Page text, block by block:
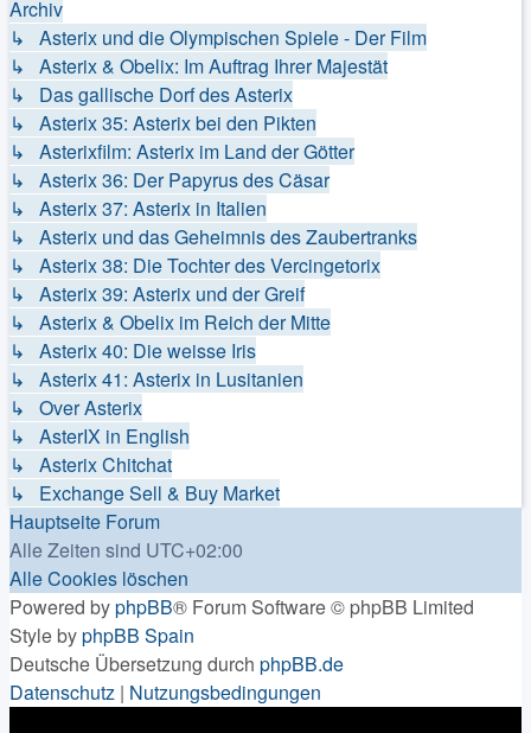
Archiv
↳ Asterix und die Olympischen Spiele - Der Film
↳ Asterix & Obelix: Im Auftrag Ihrer Majestät
↳ Das gallische Dorf des Asterix
↳ Asterix 35: Asterix bei den Pikten
↳ Asterixfilm: Asterix im Land der Götter
↳ Asterix 36: Der Papyrus des Cäsar
↳ Asterix 37: Asterix in Italien
↳ Asterix und das Geheimnis des Zaubertranks
↳ Asterix 38: Die Tochter des Vercingetorix
↳ Asterix 39: Asterix und der Greif
↳ Asterix & Obelix im Reich der Mitte
↳ Asterix 40: Die weisse Iris
↳ Asterix 41: Asterix in Lusitanien
↳ Over Asterix
↳ AsterIX in English
↳ Asterix Chitchat
↳ Exchange Sell & Buy Market
Hauptseite Forum
Alle Zeiten sind UTC+02:00
Alle Cookies löschen
Powered byphpBB® Forum Software © phpBB Limited
Style byphpBB Spain
Deutsche Übersetzung durch phpBB.de
Datenschutz | Nutzungsbedingungen